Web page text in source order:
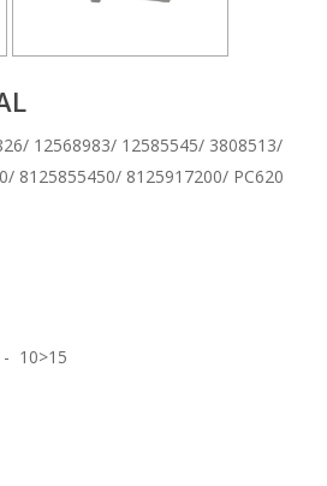
12568983/ 12585545/ 3808513/
8125855450/ 8125917200/ PC620
- 10>15